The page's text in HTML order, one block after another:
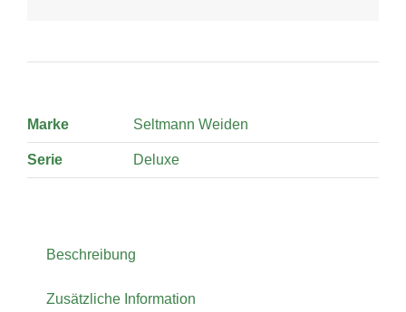
Marke Seltmann Weiden
Serie Deluxe
Beschreibung
Zusätzliche Information